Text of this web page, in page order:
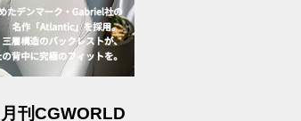
月刊CGWORLD